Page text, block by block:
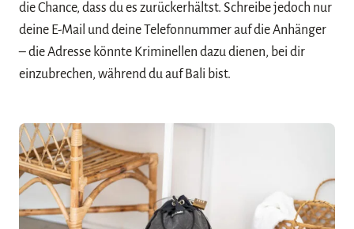
die Chance, dass du es zurückerhältst. Schreibe jedoch nur
deine E-Mail und deine Telefonnummer auf die Anhänger
– die Adresse könnte Kriminellen dazu dienen, bei dir
einzubrechen, während du auf Bali bist.